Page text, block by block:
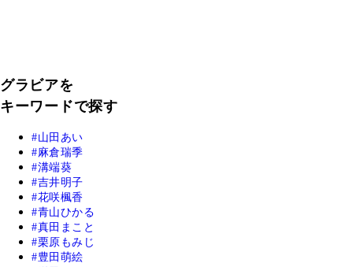
グラビアを
キーワードで探す
山田あい
麻倉瑞季
溝端葵
吉井明子
花咲楓香
青山ひかる
真田まこと
栗原もみじ
豊田萌絵